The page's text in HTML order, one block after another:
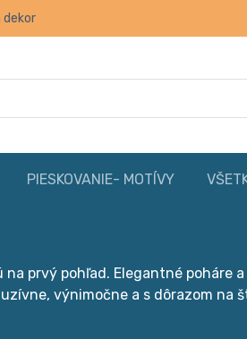
dekor
PIESKOVANIE- MOTÍVY
prvý pohľad. Elegantné
výnimočne a s dôrazom na